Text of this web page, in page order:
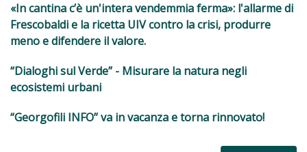
«In cantina c’è un'intera vendemmia ferma»: l'allarme di
Frescobaldi e la ricetta UIV contro la crisi, produrre
meno e difendere il valore.
“Dialoghi sul Verde” - Misurare la natura negli
ecosistemi urbani
“Georgofili INFO” va in vacanza e torna rinnovato!